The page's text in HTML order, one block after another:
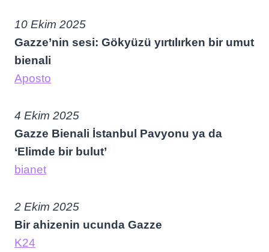
10 Ekim 2025
Gazze’nin sesi: Gökyüzü yırtılırken bir umut
bienali
Aposto
4 Ekim 2025
Gazze Bienali İstanbul Pavyonu ya da
‘Elimde bir bulut’
bianet
2 Ekim 2025
Bir ahizenin ucunda Gazze
K24